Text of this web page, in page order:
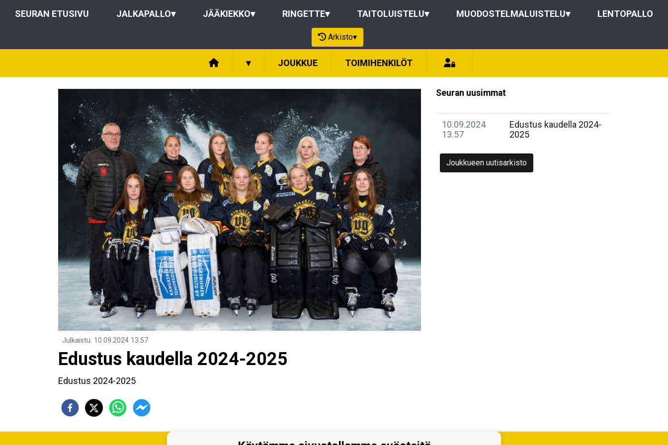
SEURAN ETUSIVU JALKAPALLO▾ JÄÄKIEKKO▾ RINGETTE▾ TAITOLUISTELU▾ MUODOSTELMALUISTELU▾ LENTOPALLO
Arkisto▾
▾ JOUKKUE TOIMIHENKILÖT
Julkaistu: 10.09.2024 13.57
Edustus kaudella 2024-2025
Edustus 2024-2025
Seuran uusimmat
10.09.2024
13.57
Edustus kaudella 2024-
2025
Joukkueen uutisarkisto